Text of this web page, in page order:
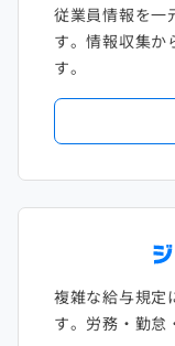
従業員情報を一
す。情報収集か
す。
複雑な給与規定
す。労務・勤怠